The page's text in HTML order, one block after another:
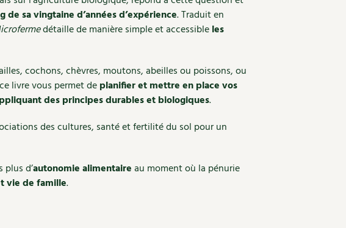
de sa vingtaine d’années d’expérience. Traduit en
détaille de manière simple et accessibleles
cochons, chèvres, moutons, abeilles ou poissons, ou
livre vous permet deplanifier et mettre en place vos
des principes durables et biologiques.
des cultures, santé et fertilité du sol pour un
plus d’autonomie alimentaireau moment où la pénurie
vie de famille.